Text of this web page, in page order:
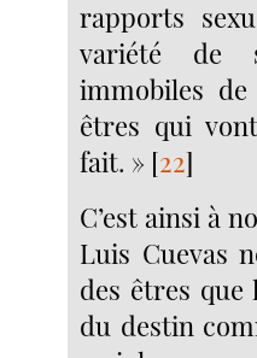
rapports
variété de
immobiles
êtres qui
fait. » [22]
C’est ainsi à
Luis Cuevas
des êtres
du destin